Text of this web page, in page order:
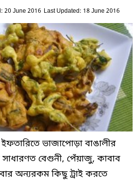
20 June 2016 Last Updated: 18 June 2016
ভাজাপোড়া বাঙালীর
বেগুনী, পেঁয়াজু, কাবাব
অন্যরকম কিছু ট্রাই করতে